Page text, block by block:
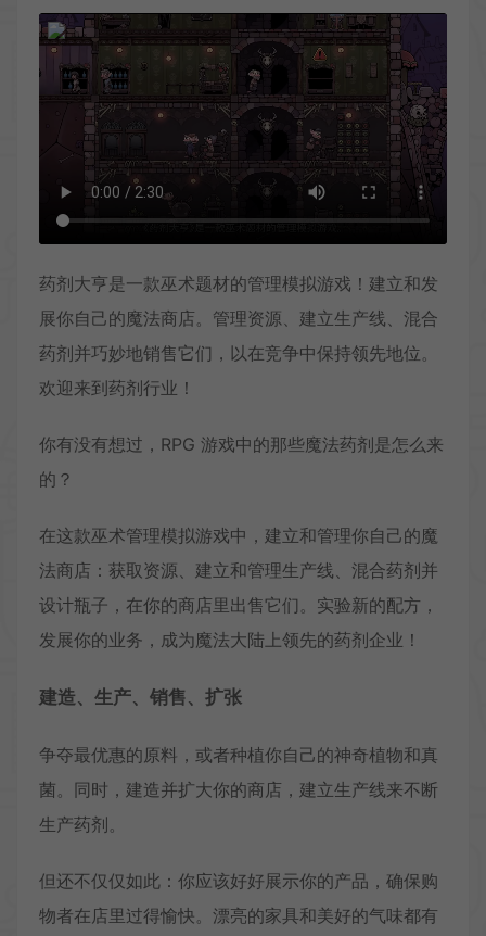
药剂大亨是一款巫术题材的管理模拟游戏！建立和发
展你自己的魔法商店。管理资源、建立生产线、混合
药剂并巧妙地销售它们，以在竞争中保持领先地位。
欢迎来到药剂行业！
你有没有想过，RPG 游戏中的那些魔法药剂是怎么来
的？
在这款巫术管理模拟游戏中，建立和管理你自己的魔
法商店：获取资源、建立和管理生产线、混合药剂并
设计瓶子，在你的商店里出售它们。实验新的配方，
发展你的业务，成为魔法大陆上领先的药剂企业！
建造、生产、销售、扩张
争夺最优惠的原料，或者种植你自己的神奇植物和真
菌。同时，建造并扩大你的商店，建立生产线来不断
生产药剂。
但还不仅仅如此：你应该好好展示你的产品，确保购
物者在店里过得愉快。漂亮的家具和美好的气味都有